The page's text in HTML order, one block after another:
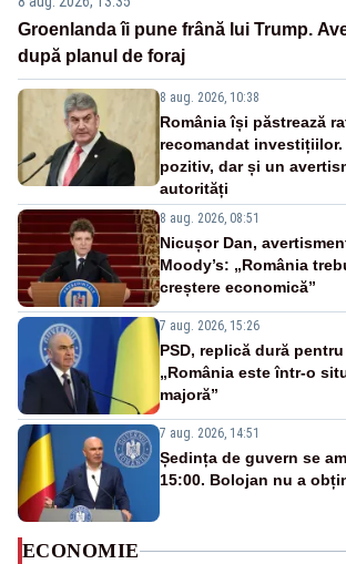
Groenlanda îi pune frână lui Trump.
după planul de foraj
8 aug. 2026, 10:38
România își păstrează
recomandat investițiilor.
pozitiv, dar și un
autorități
8 aug. 2026, 08:51
Nicușor Dan,
Moody’s: „România
creștere economică”
7 aug. 2026, 15:26
PSD, replică dură
„România este într-o
majoră”
7 aug. 2026, 14:51
Ședința de guvern se
15:00. Bolojan nu a
ECONOMIE